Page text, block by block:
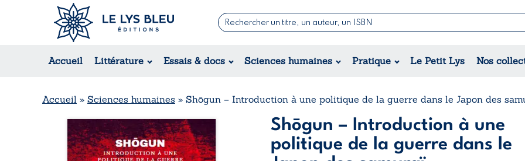
Accueil Littérature Essais & docs Sciences humaines Pratique Le Petit Lys Nos
Romans
Suspense / Thriller / Policier
Romance
Régional
Jeunesse
Nouvelles & Contes
Théâtre
Accueil » Sciences humaines » Shōgun – Introduction à une politique de la guerre dans le Japon des
Shōgun – Introduction à une
politique de la guerre dans le